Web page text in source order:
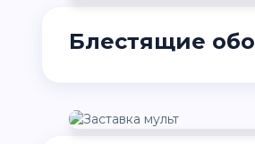
Блестящие